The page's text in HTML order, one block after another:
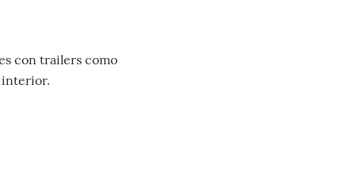
con trailers como
interior.